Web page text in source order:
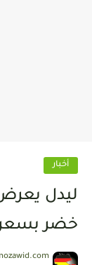
أخبار
ليدل
خضر